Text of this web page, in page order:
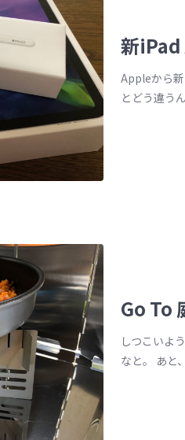
新iPad
Appleから
とどう違う
Go To
しつこいよ
なと。 あと